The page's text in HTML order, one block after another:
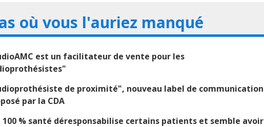
où vous l'auriez manqué
est un facilitateur de vente pour les
de proximité", nouveau label de communication
par la CDA
100 % santé déresponsabilise certains patients et semble avoir